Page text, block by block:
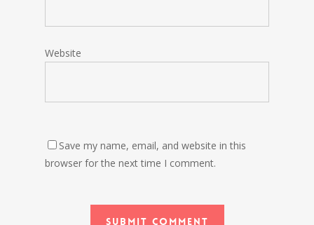
Website
Save my name, email, and website in this
browser for the next time I comment.